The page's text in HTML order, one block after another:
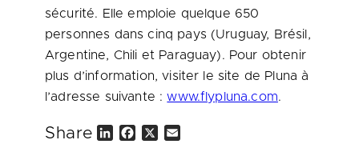
sécurité. Elle emploie quelque 650
personnes dans cinq pays (Uruguay, Brésil,
Argentine, Chili et Paraguay). Pour obtenir
plus d’information, visiter le site de Pluna à
l’adresse suivante :www.flypluna.com.
Share